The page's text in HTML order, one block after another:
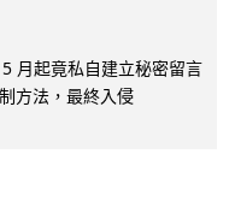
月起竟私自建立秘密留言
方法，最終入侵